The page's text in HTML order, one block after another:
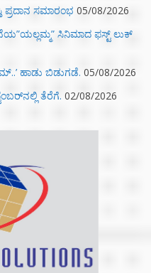
ಪ್ರದಾನ ಸಮಾರಂಭ 05/08/2026
ಸಿನಿಮಾದ ಫಸ್ಟ್‌ ಲುಕ್‌
ಹಾಡು ಬಿಡುಗಡೆ. 05/08/2026
ತೆರೆಗೆ. 02/08/2026